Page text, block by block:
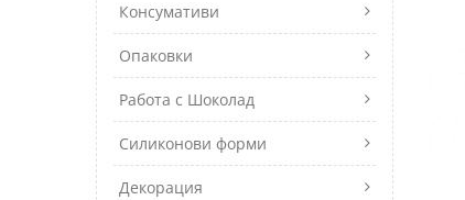
Консумативи
Опаковки
Работа с Шоколад
Силиконови форми
Декорация